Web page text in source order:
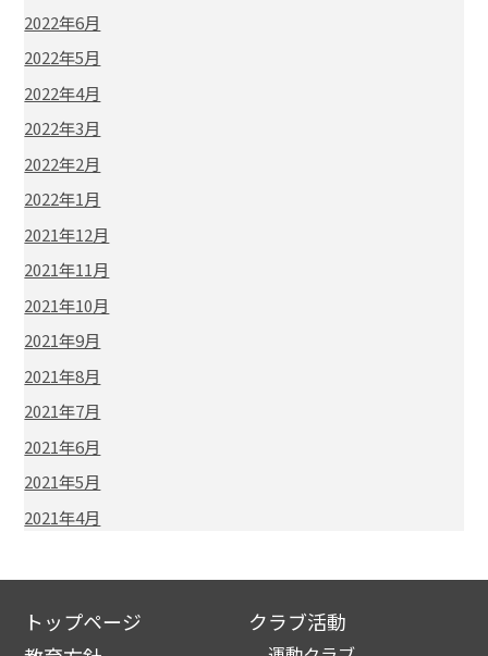
2022年6月
2022年5月
2022年4月
2022年3月
2022年2月
2022年1月
2021年12月
2021年11月
2021年10月
2021年9月
2021年8月
2021年7月
2021年6月
2021年5月
2021年4月
トップページ
クラブ活動